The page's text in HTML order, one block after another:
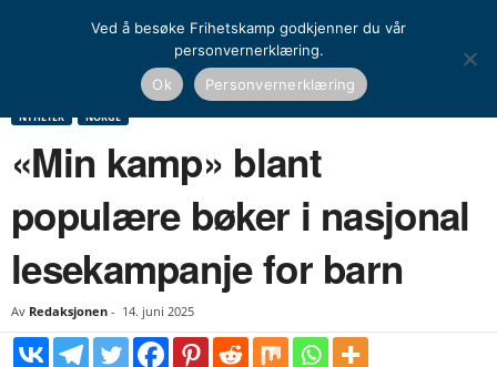
Norge
«Min kamp» blant populære bøker i nasjonal
NYHETER NORGE
«Min kamp» blant
populære bøker i nasjonal
lesekampanje for barn
Av Redaksjonen - 14. juni 2025
Ved å besøke Frihetskamp godkjenner du vår
personvernerklæring.
Ok
Personvernerklæring